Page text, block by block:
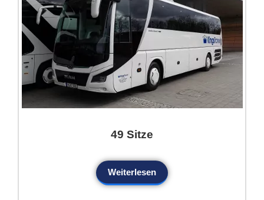
49 Sitze
Weiterlesen